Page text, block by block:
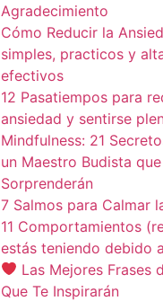
Agradecimiento
Cómo Reducir la
simples, practicos y
efectivos
12 Pasatiempos para
ansiedad y sentirse
Mindfulness: 21
un Maestro Budista
Sorprenderán
7 Salmos para Calmar
11 Comportamientos
estás teniendo debido
Las Mejores Frases
Que Te Inspirarán